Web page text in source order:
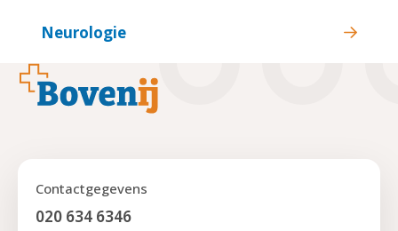
Neurologie
Footer
Contactgegevens
020 634 6346